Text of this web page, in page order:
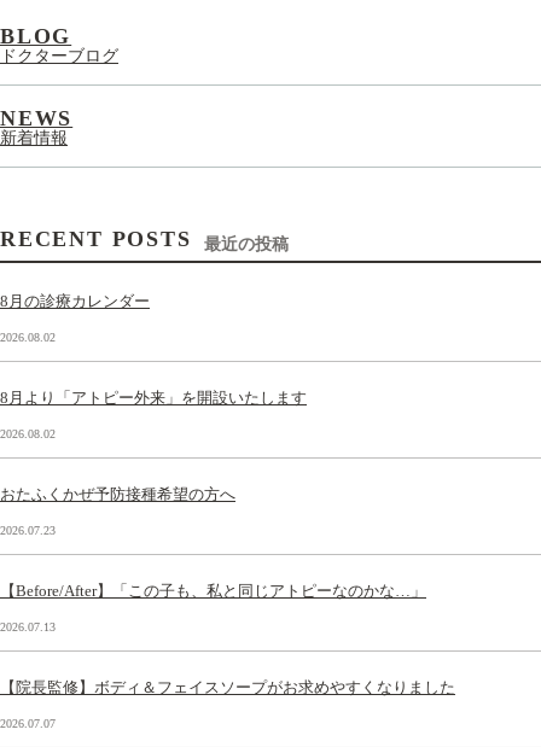
BLOG
ドクターブログ
NEWS
新着情報
RECENT POSTS 最近の投稿
8月の診療カレンダー
2026.08.02
8月より「アトピー外来」を開設いたします
2026.08.02
おたふくかぜ予防接種希望の方へ
2026.07.23
【Before/After】「この子も、私と同じアトピーなのかな…」
2026.07.13
【院長監修】ボディ＆フェイスソープがお求めやすくなりました
2026.07.07